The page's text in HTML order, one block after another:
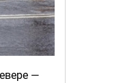
—